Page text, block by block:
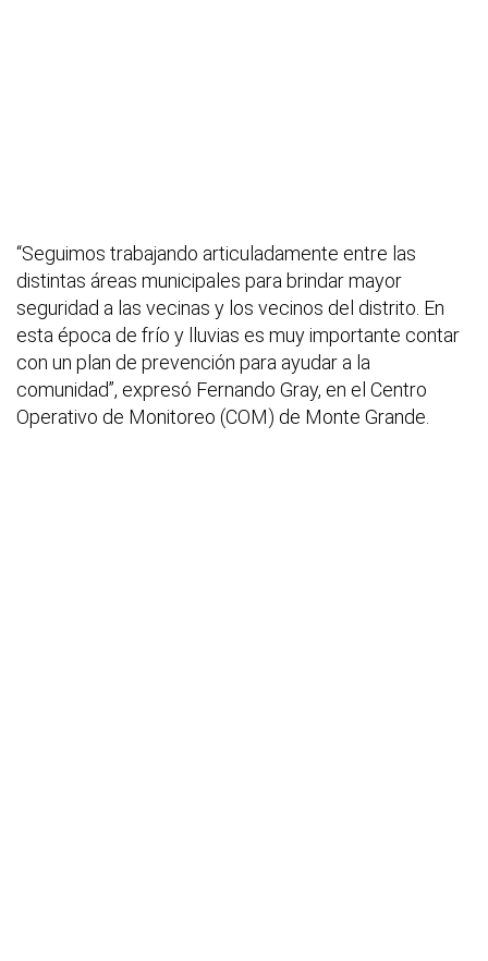
“Seguimos trabajando articuladamente entre las
distintas áreas municipales para brindar mayor
seguridad a las vecinas y los vecinos del distrito. En
esta época de frío y lluvias es muy importante contar
con un plan de prevención para ayudar a la
comunidad”, expresó Fernando Gray, en el Centro
Operativo de Monitoreo (COM) de Monte Grande.